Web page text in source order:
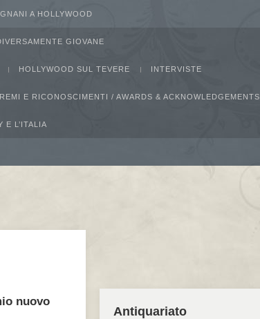
A HOLLYWOOD
GIOVANE
HOLLYWOOD SUL TEVERE INTERVISTE
E RICONOSCIMENTI / AWARDS & ACKNOWLEDGEMENTS
E L’ITALIA
nuovo
Antiquariato